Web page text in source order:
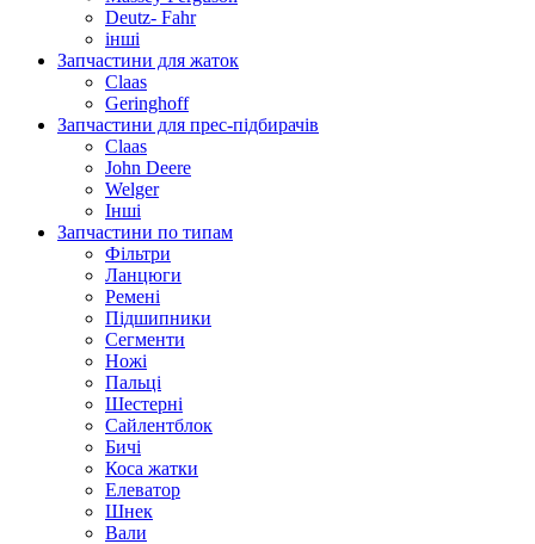
Deutz- Fahr
інші
Запчастини для жаток
Claas
Geringhoff
Запчастини для прес-підбирачів
Claas
John Deere
Welger
Інші
Запчастини по типам
Фільтри
Ланцюги
Ремені
Підшипники
Сегменти
Ножі
Пальці
Шестерні
Сайлентблок
Бичі
Коса жатки
Елеватор
Шнек
Вали